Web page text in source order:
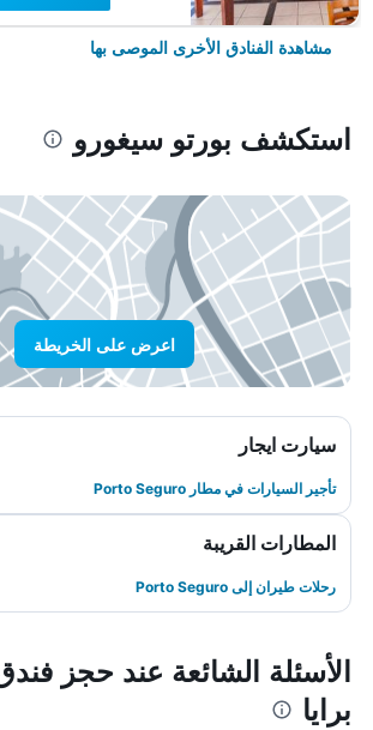
مشاهدة الفنادق الأخرى الموصى بها
استكشف بورتو سيغورو
اعرض على الخريطة
سيارت ايجار
تأجير السيارات في مطار Porto Seguro
المطارات القريبة
رحلات طيران إلى Porto Seguro
الأسئلة الشائعة عند حجز
برايا